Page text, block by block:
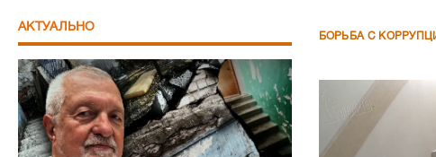
АКТУАЛЬНО
БОРЬБА С